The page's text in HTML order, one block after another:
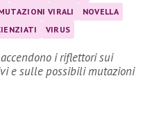
VIRALI
NOVELLA
VIRUS
i riflettori sui
e sulle possibili mutazioni